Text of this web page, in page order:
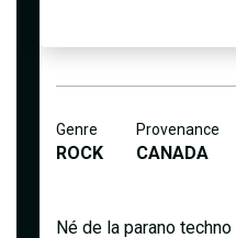
Genre
ROCK
Provenance
CANADA
Né de la parano